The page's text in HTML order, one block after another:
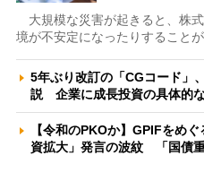
大規模な災害が起きると、株
境が不安定になったりすること
5年ぶり改訂の「CGコード」
説 企業に成長投資の具体的
【令和のPKOか】GPIFをめ
資拡大」発言の波紋 「国債